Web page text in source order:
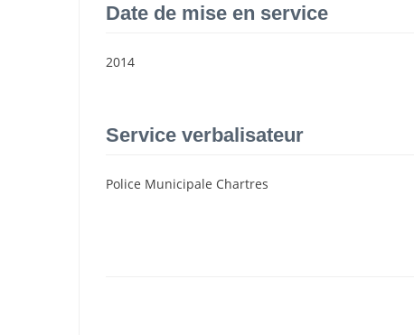
Date de mise en service
2014
Service verbalisateur
Police Municipale Chartres